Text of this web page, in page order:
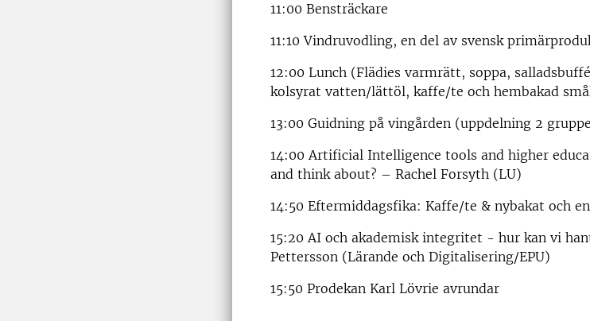
11:00 Bensträckare
11:10 Vindruvodling, en del av svensk
12:00 Lunch (Flädies varmrätt, soppa,
kolsyrat vatten/lättöl, kaffe/te och hembakad
13:00 Guidning på vingården (uppdelning 2
14:00 Artificial Intelligence tools and higher
and think about? – Rachel Forsyth (LU)
14:50 Eftermiddagsfika: Kaffe/te & nybakat och
15:20 AI och akademisk integritet - hur kan vi
Pettersson (Lärande och Digitalisering/EPU)
15:50 Prodekan Karl Lövrie avrundar